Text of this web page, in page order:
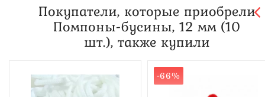
Покупатели, которые приобрели
Помпоны-бусины, 12 мм (10
шт.), также купили
-66%